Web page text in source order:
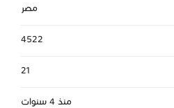
مصر
4522
21
منذ 4 سنوات